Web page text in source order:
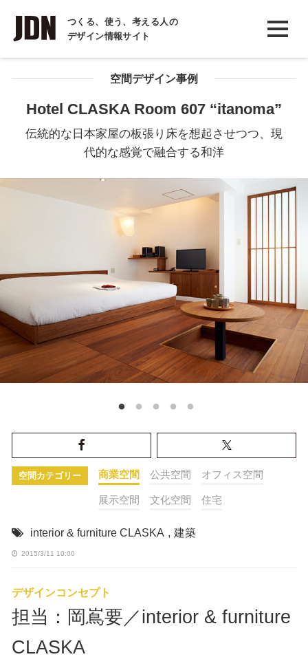
つくる、使う、考える人の
デザイン情報サイト
INTERVIEW
インタビュー
REPORT
COLUMN
空間デザイン事例
Hotel CLASKA Room 607 “itanoma”
伝統的な日本家屋の板張り床を想起させつつ、現
代的な感覚で融合する和洋
空間カテゴリー 商業空間 公共空間 オフィス空間
展示空間 文化空間 住宅
interior & furniture CLASKA , 建築
2015/3/11 10:00
デザインコンセプト
担当：岡嶌要／interior & furniture
CLASKA